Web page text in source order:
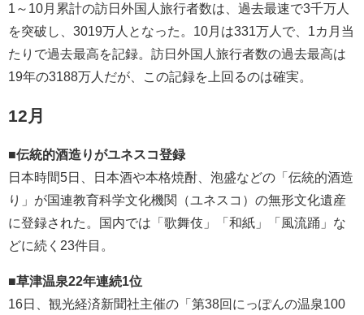
1～10月累計の訪日外国人旅行者数は、過去最速で3千万人
を突破し、3019万人となった。10月は331万人で、1カ月当
たりで過去最高を記録。訪日外国人旅行者数の過去最高は
19年の3188万人だが、この記録を上回るのは確実。
12月
■伝統的酒造りがユネスコ登録
日本時間5日、日本酒や本格焼酎、泡盛などの「伝統的酒造
り」が国連教育科学文化機関（ユネスコ）の無形文化遺産
に登録された。国内では「歌舞伎」「和紙」「風流踊」な
どに続く23件目。
■草津温泉22年連続1位
16日、観光経済新聞社主催の「第38回にっぽんの温泉100